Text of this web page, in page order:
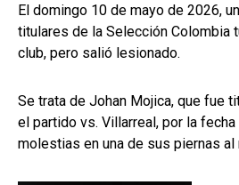
El domingo 10 de mayo de 2026,
titulares de la Selección Colombia
club, pero salió lesionado.
Se trata de Johan Mojica, que fue
el partido vs. Villarreal, por la
molestias en una de sus piernas al